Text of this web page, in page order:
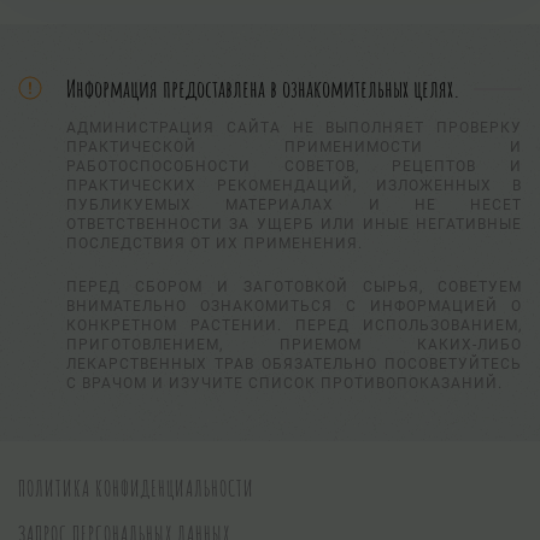
Информация предоставлена в ознакомительных целях.
АДМИНИСТРАЦИЯ САЙТА НЕ ВЫПОЛНЯЕТ ПРОВЕРКУ
ПРАКТИЧЕСКОЙ ПРИМЕНИМОСТИ И
РАБОТОСПОСОБНОСТИ СОВЕТОВ, РЕЦЕПТОВ И
ПРАКТИЧЕСКИХ РЕКОМЕНДАЦИЙ, ИЗЛОЖЕННЫХ В
ПУБЛИКУЕМЫХ МАТЕРИАЛАХ И НЕ НЕСЕТ
ОТВЕТСТВЕННОСТИ ЗА УЩЕРБ ИЛИ ИНЫЕ НЕГАТИВНЫЕ
ПОСЛЕДСТВИЯ ОТ ИХ ПРИМЕНЕНИЯ.
ПЕРЕД СБОРОМ И ЗАГОТОВКОЙ СЫРЬЯ, СОВЕТУЕМ
ВНИМАТЕЛЬНО ОЗНАКОМИТЬСЯ С ИНФОРМАЦИЕЙ О
КОНКРЕТНОМ РАСТЕНИИ. ПЕРЕД ИСПОЛЬЗОВАНИЕМ,
ПРИГОТОВЛЕНИЕМ, ПРИЕМОМ КАКИХ-ЛИБО
ЛЕКАРСТВЕННЫХ ТРАВ ОБЯЗАТЕЛЬНО ПОСОВЕТУЙТЕСЬ
С ВРАЧОМ И ИЗУЧИТЕ СПИСОК ПРОТИВОПОКАЗАНИЙ.
ПОЛИТИКА КОНФИДЕНЦИАЛЬНОСТИ
ЗАПРОС ПЕРСОНАЛЬНЫХ ДАННЫХ